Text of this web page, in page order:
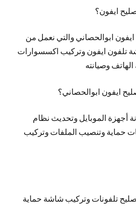
ايفون؟
ابوالحصاني والتي نعمل من
تلفون ايفون وتركيب اكسسوارات
وصيانته
ايفون ابوالحصاني؟
أجهزة الموبايل وتحديث نظام
حماية وتنصيب الملفات وتركيب
تلفونات وتركيب شاشة حماية